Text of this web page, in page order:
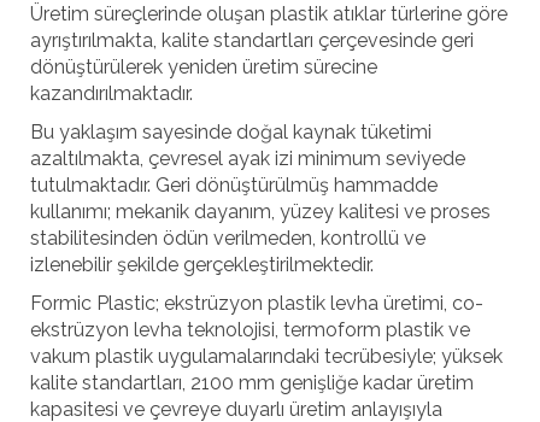
Üretim süreçlerinde oluşan plastik atıklar türlerine göre
ayrıştırılmakta, kalite standartları çerçevesinde geri
dönüştürülerek yeniden üretim sürecine
kazandırılmaktadır.
Bu yaklaşım sayesinde doğal kaynak tüketimi
azaltılmakta, çevresel ayak izi minimum seviyede
tutulmaktadır. Geri dönüştürülmüş hammadde
kullanımı; mekanik dayanım, yüzey kalitesi ve proses
stabilitesinden ödün verilmeden, kontrollü ve
izlenebilir şekilde gerçekleştirilmektedir.
Formic Plastic; ekstrüzyon plastik levha üretimi, co-
ekstrüzyon levha teknolojisi, termoform plastik ve
vakum plastik uygulamalarındaki tecrübesiyle; yüksek
kalite standartları, 2100 mm genişliğe kadar üretim
kapasitesi ve çevreye duyarlı üretim anlayışıyla